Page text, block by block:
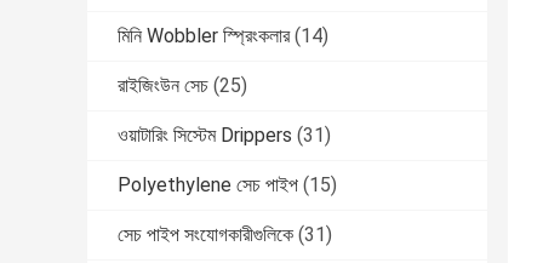
মিনি Wobbler স্প্রিংকলার (14)
রাইজিংউন সেচ (25)
ওয়াটারিং সিস্টেম Drippers (31)
Polyethylene সেচ পাইপ (15)
সেচ পাইপ সংযোগকারীগুলিকে (31)